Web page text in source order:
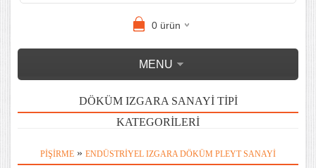
0ürün
MENU
DÖKÜM IZGARA SANAYI TIPI
KATEGORILERI
PIŞIRME » ENDÜSTRIYEL IZGARA DÖKÜM PLEYT SANAYI